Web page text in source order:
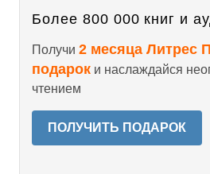
Более 800 000 книг и
Получи 2 месяца Литрес
подарок и наслаждайся
чтением
ПОЛУЧИТЬ ПОДАРОК